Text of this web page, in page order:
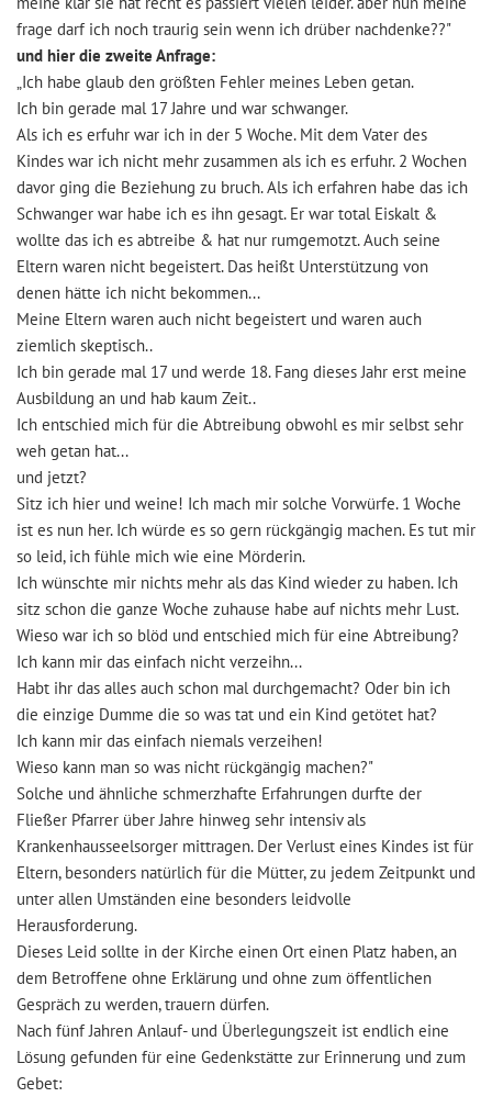
frage darf ich noch traurig sein wenn ich drüber nachdenke??"
und hier die zweite Anfrage:
„Ich habe glaub den größten Fehler meines Leben getan.
Ich bin gerade mal 17 Jahre und war schwanger.
Als ich es erfuhr war ich in der 5 Woche. Mit dem Vater des
Kindes war ich nicht mehr zusammen als ich es erfuhr. 2 Wochen
davor ging die Beziehung zu bruch. Als ich erfahren habe das ich
Schwanger war habe ich es ihn gesagt. Er war total Eiskalt &
wollte das ich es abtreibe & hat nur rumgemotzt. Auch seine
Eltern waren nicht begeistert. Das heißt Unterstützung von
denen hätte ich nicht bekommen...
Meine Eltern waren auch nicht begeistert und waren auch
ziemlich skeptisch..
Ich bin gerade mal 17 und werde 18. Fang dieses Jahr erst meine
Ausbildung an und hab kaum Zeit..
Ich entschied mich für die Abtreibung obwohl es mir selbst sehr
weh getan hat...
und jetzt?
Sitz ich hier und weine! Ich mach mir solche Vorwürfe. 1 Woche
ist es nun her. Ich würde es so gern rückgängig machen. Es tut mir
so leid, ich fühle mich wie eine Mörderin.
Ich wünschte mir nichts mehr als das Kind wieder zu haben. Ich
sitz schon die ganze Woche zuhause habe auf nichts mehr Lust.
Wieso war ich so blöd und entschied mich für eine Abtreibung?
Ich kann mir das einfach nicht verzeihn...
Habt ihr das alles auch schon mal durchgemacht? Oder bin ich
die einzige Dumme die so was tat und ein Kind getötet hat?
Ich kann mir das einfach niemals verzeihen!
Wieso kann man so was nicht rückgängig machen?"
Solche und ähnliche schmerzhafte Erfahrungen durfte der
Fließer Pfarrer über Jahre hinweg sehr intensiv als
Krankenhausseelsorger mittragen. Der Verlust eines Kindes ist für
Eltern, besonders natürlich für die Mütter, zu jedem Zeitpunkt und
unter allen Umständen eine besonders leidvolle
Herausforderung.
Dieses Leid sollte in der Kirche einen Ort einen Platz haben, an
dem Betroffene ohne Erklärung und ohne zum öffentlichen
Gespräch zu werden, trauern dürfen.
Nach fünf Jahren Anlauf- und Überlegungszeit ist endlich eine
Lösung gefunden für eine Gedenkstätte zur Erinnerung und zum
Gebet: